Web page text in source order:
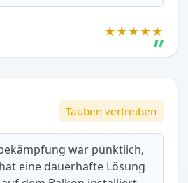
★★★★★
Tauben vertreiben
war pünktlich,
eine dauerhafte Lösung